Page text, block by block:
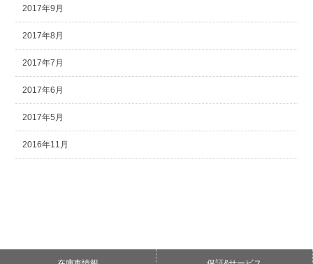
2017年9月
2017年8月
2017年7月
2017年6月
2017年5月
2016年11月